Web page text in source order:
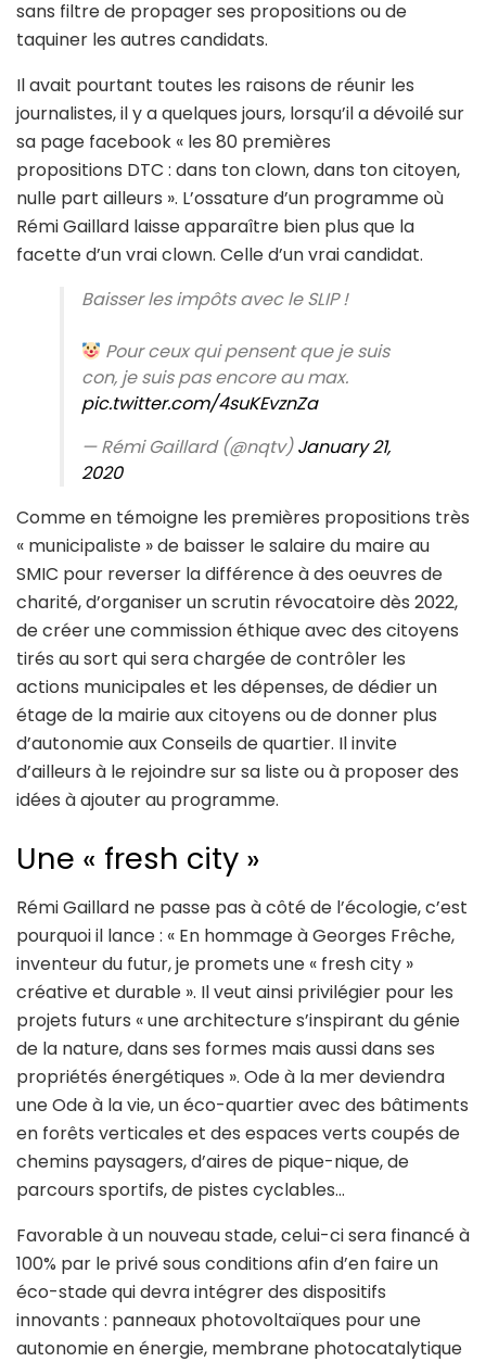
sans filtre de propager ses propositions ou de
taquiner les autres candidats.
Il avait pourtant toutes les raisons de réunir les
journalistes, il y a quelques jours, lorsqu’il a dévoilé sur
sa page facebook « les 80 premières
propositions DTC : dans ton clown, dans ton citoyen,
nulle part ailleurs ». L’ossature d’un programme où
Rémi Gaillard laisse apparaître bien plus que la
facette d’un vrai clown. Celle d’un vrai candidat.
Baisser les impôts avec le SLIP !
Pour ceux qui pensent que je suis
con, je suis pas encore au max.
pic.twitter.com/4suKEvznZa
— Rémi Gaillard (@nqtv)January 21,
2020
Comme en témoigne les premières propositions très
« municipaliste » de baisser le salaire du maire au
SMIC pour reverser la différence à des oeuvres de
charité, d’organiser un scrutin révocatoire dès 2022,
de créer une commission éthique avec des citoyens
tirés au sort qui sera chargée de contrôler les
actions municipales et les dépenses, de dédier un
étage de la mairie aux citoyens ou de donner plus
d’autonomie aux Conseils de quartier. Il invite
d’ailleurs à le rejoindre sur sa liste ou à proposer des
idées à ajouter au programme.
Une « fresh city »
Rémi Gaillard ne passe pas à côté de l’écologie, c’est
pourquoi il lance : « En hommage à Georges Frêche,
inventeur du futur, je promets une « fresh city »
créative et durable ». Il veut ainsi privilégier pour les
projets futurs « une architecture s’inspirant du génie
de la nature, dans ses formes mais aussi dans ses
propriétés énergétiques ». Ode à la mer deviendra
une Ode à la vie, un éco-quartier avec des bâtiments
en forêts verticales et des espaces verts coupés de
chemins paysagers, d’aires de pique-nique, de
parcours sportifs, de pistes cyclables…
Favorable à un nouveau stade, celui-ci sera financé à
100% par le privé sous conditions afin d’en faire un
éco-stade qui devra intégrer des dispositifs
innovants : panneaux photovoltaïques pour une
autonomie en énergie, membrane photocatalytique